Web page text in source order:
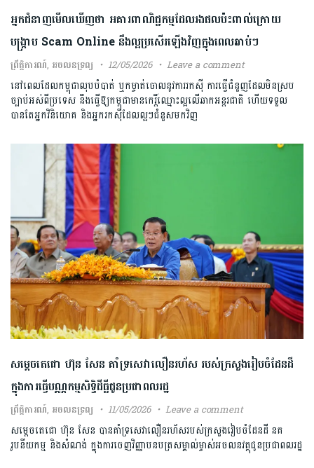
អ្នកជំនាញ​មើលឃើញថា​ អគារ​ពាណិជ្ជកម្ម​ដែល​​រងផលប៉ះពាល់ក្រោយ
បង្ក្រាប​​ Scam Online នឹងល្អប្រសើរឡើងវិញ​ក្នុងពេលឆាប់ៗ
ព្រឹត្តិការណ៍, អចលនទ្រព្យ 12/05/2026 Leave a comment
នៅពេលដែលកម្ពុជា​លុប​បំបាត់ ឬកម្ចាត់ចោល​នូវការ​រកស៊ី​ ការធ្វើជំនួញដែលមិនស្រប​
ច្បាប់អស់ពីប្រទេស​ នឹង​ធ្វើឱ្យកម្ពុជា​មានកេរ្តិ៍ឈ្មោះល្អ​លើឆាកអន្តរជាតិ ហើយទទួល
បានតែអ្នកវិនិយោគ និងអ្នករកស៊ី​ដែល​ល្អៗជំនួស​មក​វិញ
សម្តេចតេជោ ហ៊ុន សែន គាំទ្រសេវាលឿនរហ័ស របស់ក្រសួងរៀបចំដែនដី
ក្នុងការធ្វើបណ្ណកម្មសិទ្ធិដីធ្លីជូនប្រជាពលរដ្ឋ
ព្រឹត្តិការណ៍, អចលនទ្រព្យ 11/05/2026 Leave a comment
សម្តេចតេជោ ហ៊ុន សែន បានគាំទ្រសេវាលឿនរហ័សរបស់ក្រសួងរៀបចំដែនដី នគ
រូបនីយកម្ម និងសំណង់ ក្នុងការចេញវិញ្ញាបនបត្រសម្គាល់ម្ចាស់អចលនវត្ថុជូនប្រជាពលរដ្ឋ